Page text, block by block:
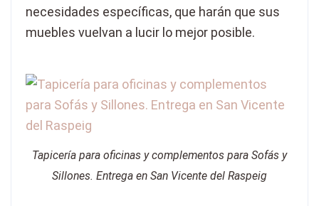
necesidades específicas, que harán que sus
muebles vuelvan a lucir lo mejor posible.
Tapicería para oficinas y complementos para Sofás y
Sillones. Entrega en San Vicente del Raspeig